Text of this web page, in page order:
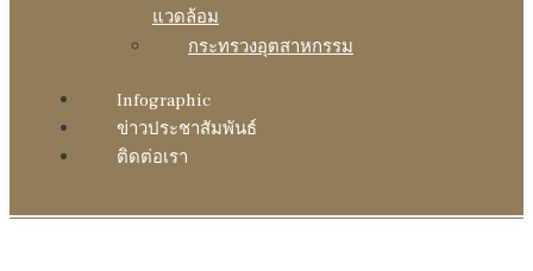
แวดล้อม
กระทรวงอุตสาหกรรม
Infographic
ข่าวประชาสัมพันธ์
ติดต่อเรา